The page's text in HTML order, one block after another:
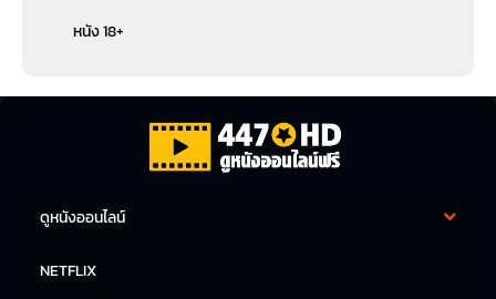
หนัง 18+
ดูหนังออนไลน์
NETFLIX